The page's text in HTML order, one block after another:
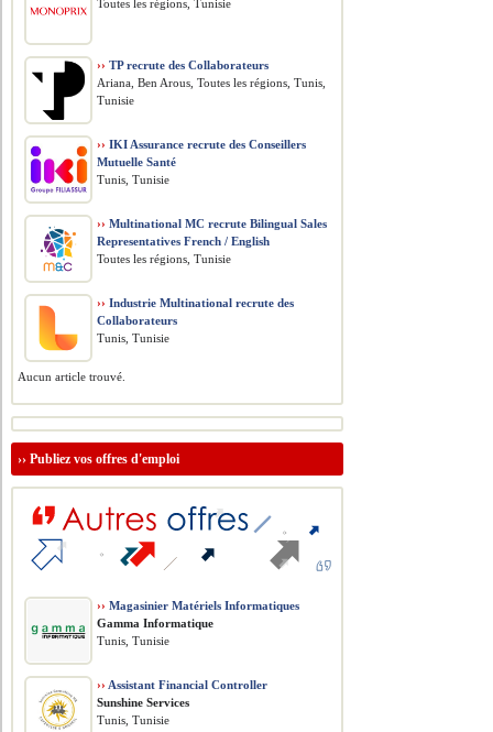
Toutes les régions, Tunisie
›› TP recrute des Collaborateurs
Ariana, Ben Arous, Toutes les régions, Tunis,
Tunisie
›› IKI Assurance recrute des Conseillers
Mutuelle Santé
Tunis, Tunisie
›› Multinational MC recrute Bilingual Sales
Representatives French / English
Toutes les régions, Tunisie
›› Industrie Multinational recrute des
Collaborateurs
Tunis, Tunisie
Aucun article trouvé.
››Publiez vos offres d'emploi
›› Magasinier Matériels Informatiques
Gamma Informatique
Tunis, Tunisie
›› Assistant Financial Controller
Sunshine Services
Tunis, Tunisie